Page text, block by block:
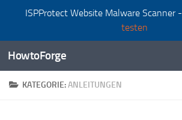
ISPProtect Website Malware Scanner -
testen
Zum Inhalt springen
HowtoForge
KATEGORIE:ANLEITUNGEN